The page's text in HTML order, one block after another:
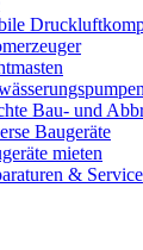
Bau- und
Baugeräte
mieten
& Service